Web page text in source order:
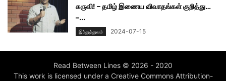
கருவி! – தமிழ் இணைய விவாதங்கள் குறித்து…
–...
இந்துத்துவம் 2024-07-15
Read Between Lines © 2026 - 2020
This work is licensed under a Creative Commons Attribution-